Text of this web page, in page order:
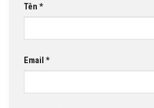
Tên *
Email *